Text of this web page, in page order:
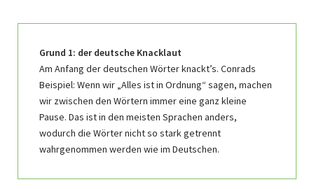
Grund 1: der deutsche Knacklaut
Am Anfang der deutschen Wörter knackt’s. Conrads
Beispiel: Wenn wir „Alles ist in Ordnung“ sagen, machen
wir zwischen den Wörtern immer eine ganz kleine
Pause. Das ist in den meisten Sprachen anders,
wodurch die Wörter nicht so stark getrennt
wahrgenommen werden wie im Deutschen.